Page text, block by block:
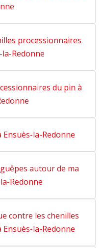
processionnaires
Redonne
du pin à
la-Redonne
autour de ma
Redonne
contre les chenilles
la-Redonne